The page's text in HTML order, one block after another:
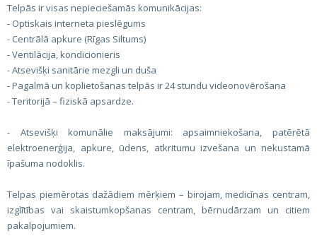
Telpās ir visas nepieciešamās komunikācijas:
- Optiskais interneta pieslēgums
- Centrālā apkure (Rīgas Siltums)
- Ventilācija, kondicionieris
- Atsevišķi sanitārie mezgli un duša
- Pagalmā un koplietošanas telpās ir 24 stundu videonovērošana
- Teritorijā – fiziskā apsardze.
- Atsevišķi komunālie maksājumi: apsaimniekošana, patērētā
elektroenerģija, apkure, ūdens, atkritumu izvešana un nekustamā
īpašuma nodoklis.
Telpas piemērotas dažādiem mērķiem – birojam, medicīnas centram,
izglītības vai skaistumkopšanas centram, bērnudārzam un citiem
pakalpojumiem.